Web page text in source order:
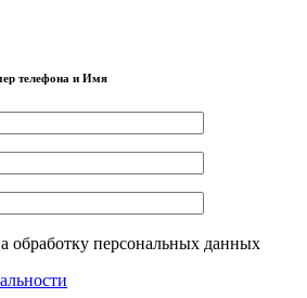
телефона и Имя
обработку персональных данных